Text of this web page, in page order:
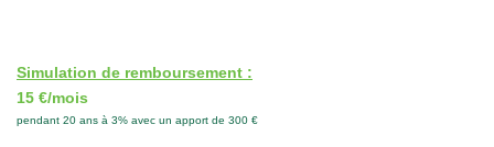
Simulation de remboursement :
15 €/mois
pendant 20 ans à 3% avec un apport de 300 €